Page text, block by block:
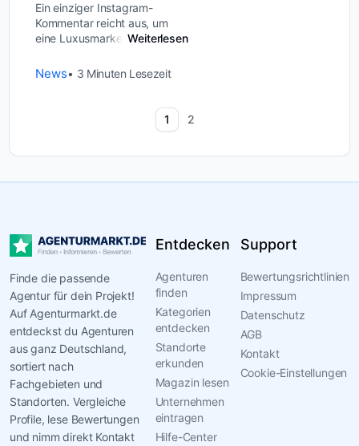
Ein einziger Instagram-
Kommentar reicht aus, um
eine Luxusmarke ins Zentrum
katapultieren. Was bei Brabus
Weiterlesen
News 3 Minuten Lesezeit
1 2
Finde die passende
Agentur für dein Projekt!
Auf Agenturmarkt.de
entdeckst du Agenturen
aus ganz Deutschland,
sortiert nach
Fachgebieten und
Standorten. Vergleiche
Profile, lese Bewertungen
und nimm direkt Kontakt
Entdecken
Agenturen
finden
Kategorien
entdecken
Standorte
erkunden
Magazin lesen
Unternehmen
eintragen
Hilfe-Center
Support
Bewertungsrichtlinien
Impressum
Datenschutz
AGB
Kontakt
Cookie-Einstellungen